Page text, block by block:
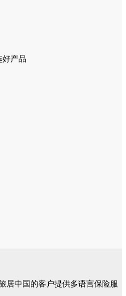
好产品
居中国的客户提供多语言保险服